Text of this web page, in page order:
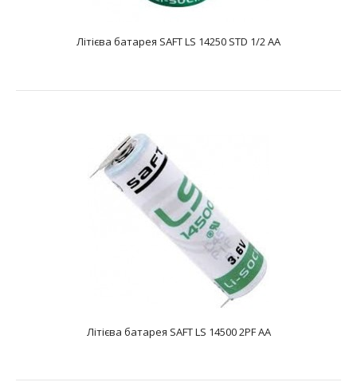
Літієва батарея SAFT LS 14250 STD 1/2 AA
text_zero
Батарея літієва SAFT LS 14250 STD 1/2 AA являє собою
літій-тіонілхлоридний Li-SOCL2 елемен..
Літієва батарея SAFT LS 14250 STD 1/2 AA
Літієва батарея SAFT LS 14500 2PF AA